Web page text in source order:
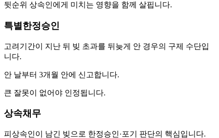
뒷순위 상속인에게 미치는 영향을 함께 살핍니다.
특별한정승인
고려기간이 지난 뒤 빚 초과를 뒤늦게 안 경우의 구제 수단입
니다.
안 날부터 3개월 안에 신고합니다.
큰 잘못이 없어야 인정됩니다.
상속채무
피상속인이 남긴 빚으로 한정승인·포기 판단의 핵심입니다.